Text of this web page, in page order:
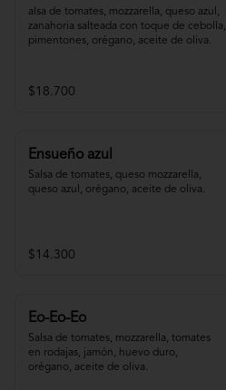
alsa de tomates, mozzarella, queso azul,
zanahoria salteada con toque de cebolla,
pimentones, orégano, aceite de oliva.
$18.700
Ensueño azul
Salsa de tomates, queso mozzarella,
queso azul, orégano, aceite de oliva.
$14.300
Eo-Eo-Eo
Salsa de tomates, mozzarella, tomates
en rodajas, jamón, huevo duro,
orégano, aceite de oliva.